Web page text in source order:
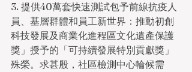
3. 提供40萬套快速測試包予前線抗疫人
員、基層群體和員工新世界：推動初創
科技發展及商業化進程區文化遺產保護
獎」授予的「可持續發展特別貢獻獎」
殊榮。求甚殷，社區檢測中心輪候需